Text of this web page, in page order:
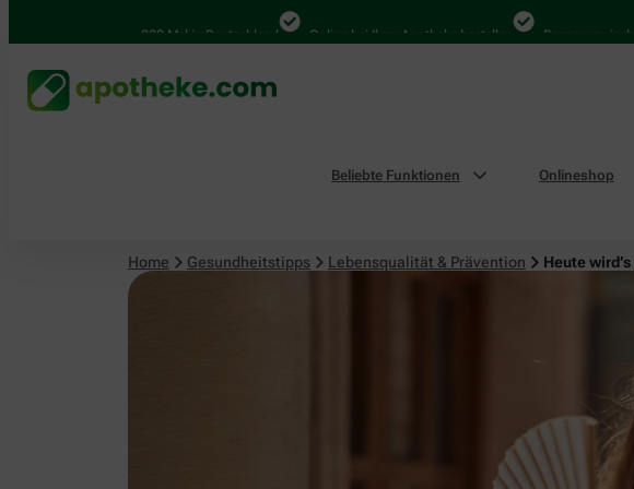
4.000 Mal in Deutschland Online bei Ihrer Apotheke bestellen Bequem zwischen
Beliebte Funktionen Onlineshop
Home Gesundheitstipps Lebensqualität & Prävention Heute
Lebensqualität & Prävention